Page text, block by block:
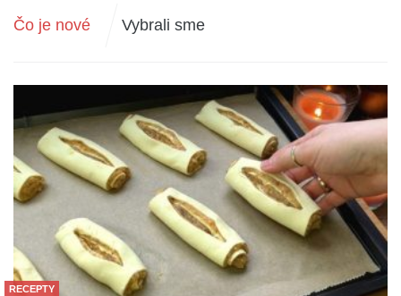
Čo je nové Vybrali sme
RECEPTY